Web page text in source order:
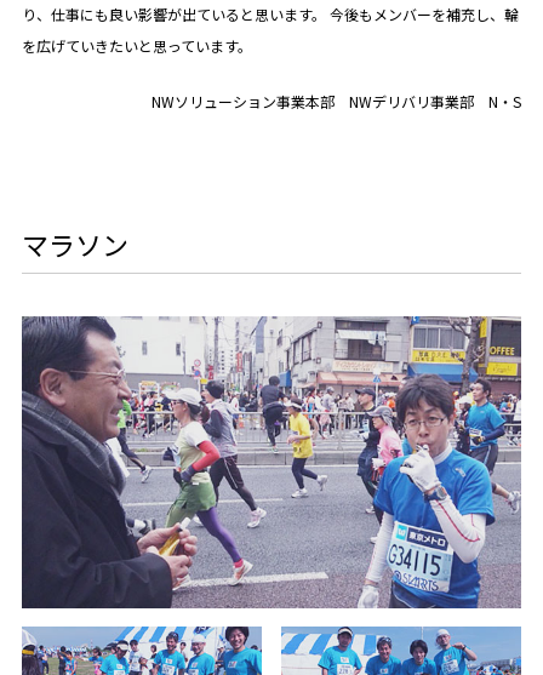
り、仕事にも良い影響が出ていると思います。 今後もメンバーを補充し、輪
を広げていきたいと思っています。
NWソリューション事業本部 NWデリバリ事業部 N・S
マラソン